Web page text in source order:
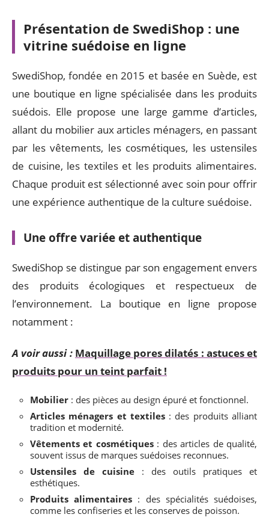
Présentation de SwediShop : une
vitrine suédoise en ligne
SwediShop, fondée en 2015 et basée en Suède, est
une boutique en ligne spécialisée dans les produits
suédois. Elle propose une large gamme d’articles,
allant du mobilier aux articles ménagers, en passant
par les vêtements, les cosmétiques, les ustensiles
de cuisine, les textiles et les produits alimentaires.
Chaque produit est sélectionné avec soin pour offrir
une expérience authentique de la culture suédoise.
Une offre variée et authentique
SwediShop se distingue par son engagement envers
des produits écologiques et respectueux de
l’environnement. La boutique en ligne propose
notamment :
A voir aussi : Maquillage pores dilatés : astuces et
produits pour un teint parfait !
Mobilier : des pièces au design épuré et fonctionnel.
Articles ménagers et textiles: des produits alliant
tradition et modernité.
Vêtements et cosmétiques: des articles de qualité,
souvent issus de marques suédoises reconnues.
Ustensiles de cuisine : des outils pratiques et
esthétiques.
Produits alimentaires : des spécialités suédoises,
comme les confiseries et les conserves de poisson.